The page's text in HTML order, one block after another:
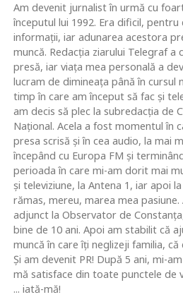
Am devenit jurnalist în urmă cu
începutul lui 1992. Era dificil, pentru
informaţii, iar adunarea acestora
muncă. Redacţia ziarului Telegraf a
presă, iar viaţa mea personală a
lucram de dimineaţa până în cursul
timp în care am început să fac şi
am decis să plec la subredacţia de
Naţional. Acela a fost momentul în
presa scrisă şi în cea audio, la mai
începând cu Europa FM şi
perioada în care mi-am dorit mai
şi televiziune, la Antena 1, iar apoi
rămas, mereu, marea mea
adjunct la Observator de
bine de 10 ani. Apoi am stabilit că
muncă în care îţi neglizeji familia, că
Şi am devenit PR! După 5 ani, mi-
mă satisface din toate punctele de
... iată-mă!